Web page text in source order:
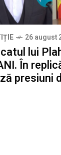
26 august
lui
În
presiuni